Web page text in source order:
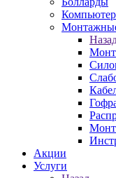
Акции
Услуги